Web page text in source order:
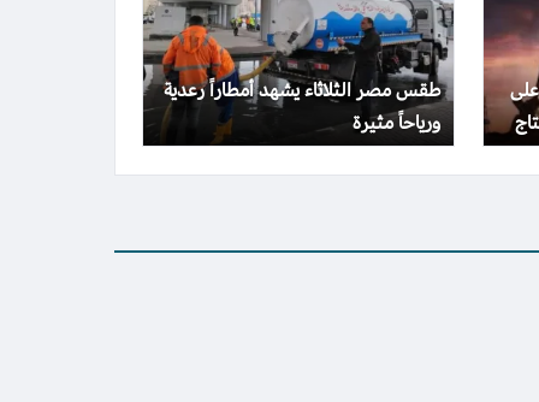
طقس مصر الثلاثاء يشهد أمطاراً رعدية
ورياحاً مثيرة